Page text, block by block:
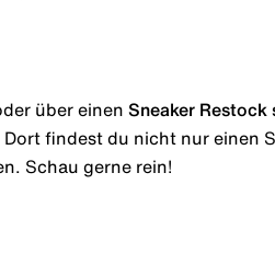
über einen Sneaker Restock
. Dort findest du nicht nur einen
Schau gerne rein!